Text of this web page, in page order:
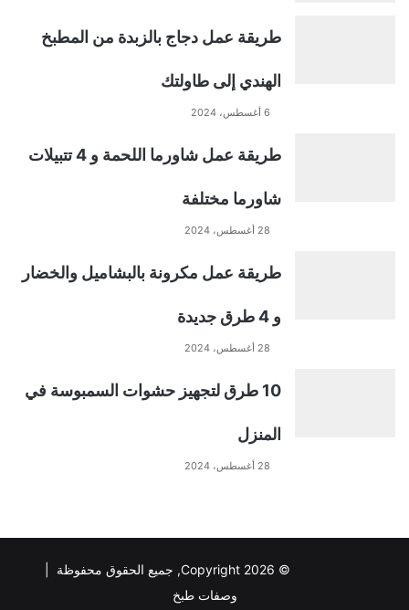
طريقة عمل دجاج بالزبدة من المطبخ
الهندي إلى طاولتك
6 أغسطس، 2024
طريقة عمل شاورما اللحمة و 4 تتبيلات
شاورما مختلفة
28 أغسطس، 2024
طريقة عمل مكرونة بالبشاميل والخضار
و 4 طرق جديدة
28 أغسطس، 2024
10 طرق لتجهيز حشوات السمبوسة في
المنزل
28 أغسطس، 2024
© Copyright 2026, جميع الحقوق محفوظة |
وصفات طبخ